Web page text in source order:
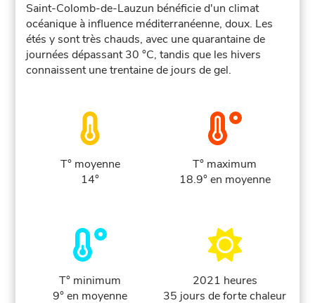
Saint-Colomb-de-Lauzun bénéficie d'un climat
océanique à influence méditerranéenne, doux. Les
étés y sont très chauds, avec une quarantaine de
journées dépassant 30 °C, tandis que les hivers
connaissent une trentaine de jours de gel.
T° moyenne
14°
T° maximum
18.9° en moyenne
T° minimum
9° en moyenne
2021 heures
35 jours de forte chaleur